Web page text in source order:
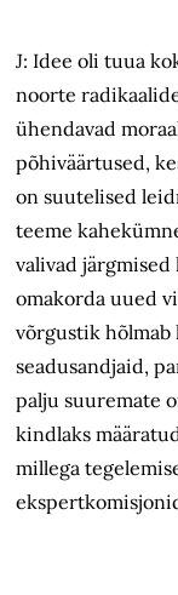
J: Idee oli tuua
noorte
ühendavad
põhiväärtused,
on suutelised
teeme
valivad
omakorda uued
võrgustik hõlmab
seadusandjaid,
palju suuremate
kindlaks
millega